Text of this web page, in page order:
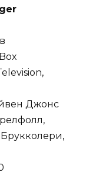
Джонс